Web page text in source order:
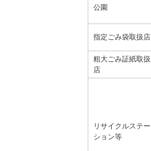
公園
指定ごみ袋取扱店
粗大ごみ証紙取扱
店
リサイクルステー
ション等